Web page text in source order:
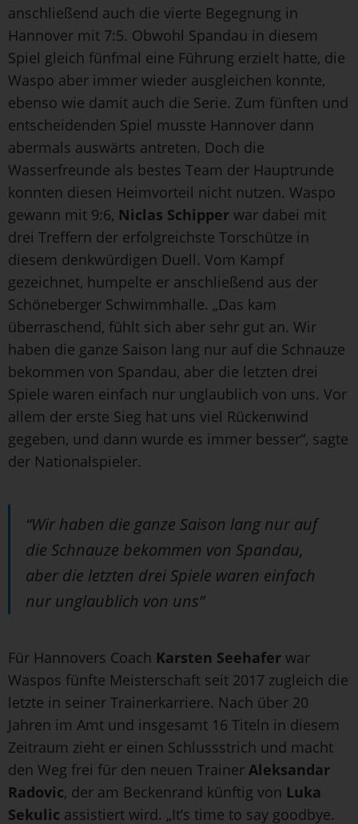
anschließend auch die vierte Begegnung in
Hannover mit 7:5. Obwohl Spandau in diesem
Spiel gleich fünfmal eine Führung erzielt hatte, die
Waspo aber immer wieder ausgleichen konnte,
ebenso wie damit auch die Serie. Zum fünften und
entscheidenden Spiel musste Hannover dann
abermals auswärts antreten. Doch die
Wasserfreunde als bestes Team der Hauptrunde
konnten diesen Heimvorteil nicht nutzen. Waspo
gewann mit 9:6, Niclas Schipper war dabei mit
drei Treffern der erfolgreichste Torschütze in
diesem denkwürdigen Duell. Vom Kampf
gezeichnet, humpelte er anschließend aus der
Schöneberger Schwimmhalle. „Das kam
überraschend, fühlt sich aber sehr gut an. Wir
haben die ganze Saison lang nur auf die Schnauze
bekommen von Spandau, aber die letzten drei
Spiele waren einfach nur unglaublich von uns. Vor
allem der erste Sieg hat uns viel Rückenwind
gegeben, und dann wurde es immer besser“, sagte
der Nationalspieler.
“Wir haben die ganze Saison lang nur auf
die Schnauze bekommen von Spandau,
aber die letzten drei Spiele waren einfach
nur unglaublich von uns”
Für Hannovers Coach Karsten Seehafer war
Waspos fünfte Meisterschaft seit 2017 zugleich die
letzte in seiner Trainerkarriere. Nach über 20
Jahren im Amt und insgesamt 16 Titeln in diesem
Zeitraum zieht er einen Schlussstrich und macht
den Weg frei für den neuen Trainer Aleksandar
Radovic, der am Beckenrand künftig von Luka
Sekulic assistiert wird. „It’s time to say goodbye.